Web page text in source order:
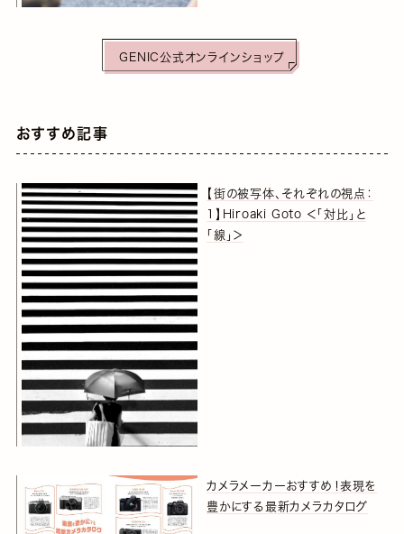
GENIC公式オンラインショップ
おすすめ記事
【街の被写体、それぞれの視点：
1】Hiroaki Goto ＜「対比」と
「線」＞
カメラメーカーおすすめ！表現を
豊かにする最新カメラカタログ